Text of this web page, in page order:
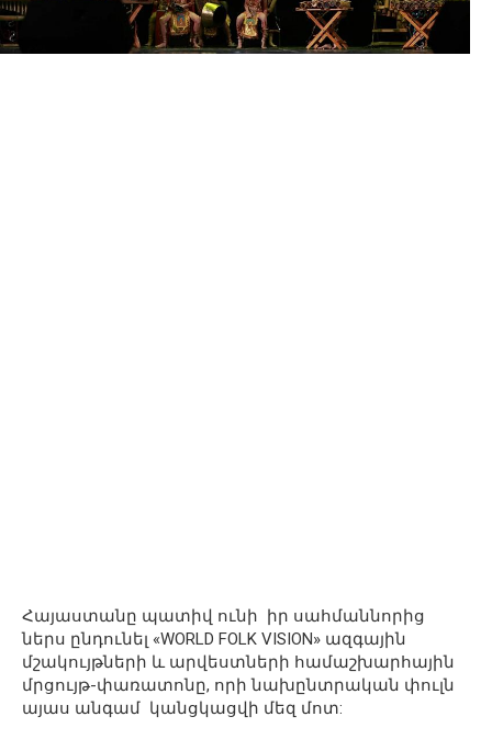
Հայաստանը պատիվ ունի իր սահմաննորից
ներս ընդունել «WORLD FOLK VISION» ազգային
մշակույթների և արվեստների համաշխարհային
մրցույթ-փառատոնը, որի նախընտրական փուլն
այաս անգամ կանցկացվի մեզ մոտ: